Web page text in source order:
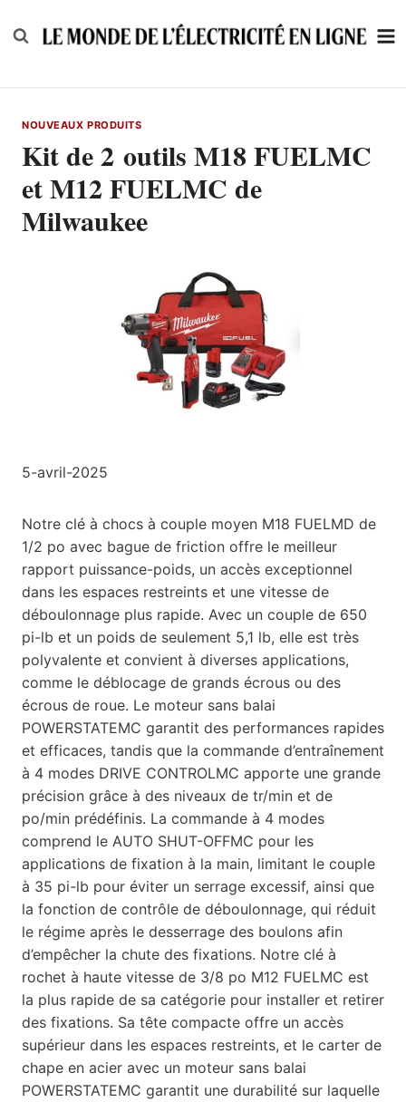
to
NOUVEAUX PRODUITS
Kit de 2 outils M18 FUELMC
et M12 FUELMC de
Milwaukee
5-avril-2025
Notre clé à chocs à couple moyen M18 FUELMD de
1/2 po avec bague de friction offre le meilleur
rapport puissance-poids, un accès exceptionnel
dans les espaces restreints et une vitesse de
déboulonnage plus rapide. Avec un couple de 650
pi-lb et un poids de seulement 5,1 lb, elle est très
polyvalente et convient à diverses applications,
comme le déblocage de grands écrous ou des
écrous de roue. Le moteur sans balai
POWERSTATEMC garantit des performances rapides
et efficaces, tandis que la commande d’entraînement
à 4 modes DRIVE CONTROLMC apporte une grande
précision grâce à des niveaux de tr/min et de
po/min prédéfinis. La commande à 4 modes
comprend le AUTO SHUT-OFFMC pour les
applications de fixation à la main, limitant le couple
à 35 pi-lb pour éviter un serrage excessif, ainsi que
la fonction de contrôle de déboulonnage, qui réduit
le régime après le desserrage des boulons afin
d’empêcher la chute des fixations. Notre clé à
rochet à haute vitesse de 3/8 po M12 FUELMC est
la plus rapide de sa catégorie pour installer et retirer
des fixations. Sa tête compacte offre un accès
supérieur dans les espaces restreints, et le carter de
chape en acier avec un moteur sans balai
POWERSTATEMC garantit une durabilité sur laquelle